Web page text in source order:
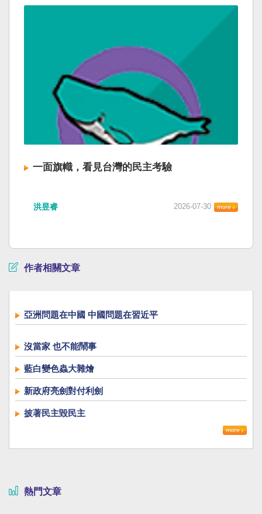
一面旗幟，看見台灣的民主考驗
洪昱睿 2026-07-30
作者相關文章
亞洲問題在中國 中國問題在習近平
沒當家 也不能鬧事
藍白變色蟲大雜燴
新政府亮劍對付利劍
披著民主毀民主
熱門文章